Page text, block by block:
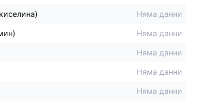
Няма данни
Няма данни
Няма данни
Няма данни
Няма данни